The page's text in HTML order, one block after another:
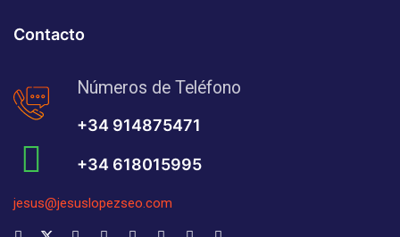
Contacto
Números de Teléfono
+34 914875471
+34 618015995
jesus@jesuslopezseo.com